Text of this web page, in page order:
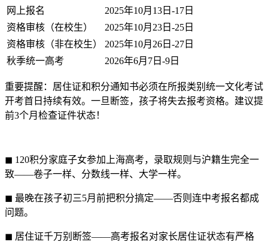
网上报名
2025年10月13日-17日
资格审核（在校生）
2025年10月23日-25日
资格审核（非在校生）
2025年10月26日-27日
秋季统一高考
2026年6月7日-9日
重要提醒：居住证和积分通知书必须在所报类别统一文化考试
开考首日持续有效。一旦断签，孩子将失去报考资格。建议提
前3个月检查证件状态！
◼ 120积分家庭子女参加上海高考，录取规则与沪籍生完全一
致——卷子一样、分数线一样、大学一样。
◼ 最晚在孩子初三5月前把积分搞定——否则连中考报名都成
问题。
◼ 居住证千万别断签——高考报名对家长居住证状态有严格